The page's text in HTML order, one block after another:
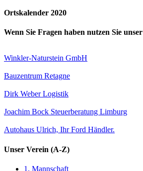
Ortskalender 2020
Wenn Sie Fragen haben nutzen Sie unser
Winkler-Naturstein GmbH
Bauzentrum Retagne
Dirk Weber Logistik
Joachim Bock Steuerberatung Limburg
Autohaus Ulrich, Ihr Ford Händler.
Unser Verein (A-Z)
1. Mannschaft